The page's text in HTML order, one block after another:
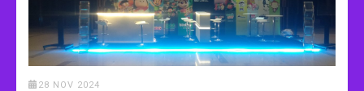
28 NOV 2024